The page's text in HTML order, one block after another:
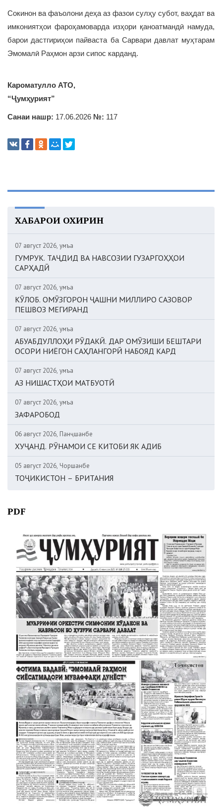
Сокинон ва фаъолони деҳа аз фазои сулҳу субот, ваҳдат ва
имкониятҳои фароҳамоварда изҳори қаноатмандӣ намуда,
барои дастгириҳои пайваста ба Сарвари давлат муҳтарам
Эмомалӣ Раҳмон арзи сипос карданд.
Кароматулло АТО,
“Ҷумҳурият”
Санаи нашр: 17.06.2026 №: 117
ХАБАРҲОИ ОХИРИН
07 август 2026, Ҷумъа
ГУМРУК. ТАҶДИД ВА НАВСОЗИИ ГУЗАРГОҲҲОИ
САРҲАДӢ
07 август 2026, Ҷумъа
КӮЛОБ. ОМӮЗГОРОН ҶАШНИ МИЛЛИРО САЗОВОР
ПЕШВОЗ МЕГИРАНД
07 август 2026, Ҷумъа
АБУАБДУЛЛОҲИ РӮДАКӢ. ДАР ОМӮЗИШИ БЕШТАРИ
ОСОРИ НИЁГОН САҲЛАНГОРӢ НАБОЯД КАРД
07 август 2026, Ҷумъа
АЗ НИШАСТҲОИ МАТБУОТӢ
07 август 2026, Ҷумъа
ЗАФАРОБОД
06 август 2026, Панҷшанбе
ХУҶАНД. РӮНАМОИ СЕ КИТОБИ ЯК АДИБ
05 август 2026, Чоршанбе
ТОҶИКИСТОН – БРИТАНИЯ
PDF